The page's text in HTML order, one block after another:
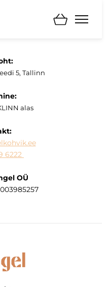
5, Tallinn
alas
6222
OÜ